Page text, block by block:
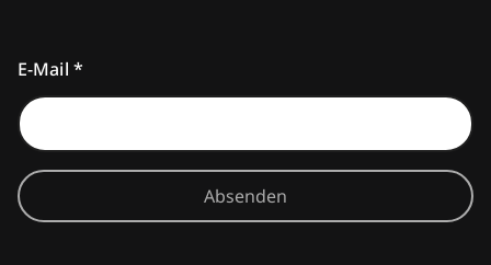
E-Mail *
Absenden